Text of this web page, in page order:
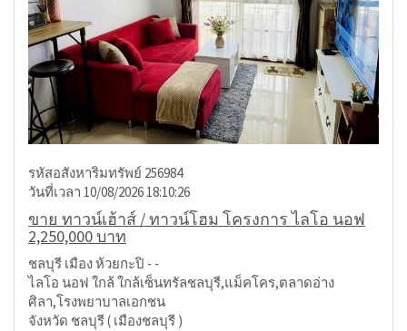
รหัสอสังหาริมทรัพย์ 256984
วันที่เวลา 10/08/2026 18:10:26
ขาย ทาวน์เฮ้าส์ / ทาวน์โฮม โครงการ ไลโอ นอฟ
2,250,000 บาท
ชลบุรี เมือง ห้วยกะปิ - -
ไลโอ นอฟ ใกล้ ใกล้เซ็นทรัลชลบุรี,แม็คโคร,ตลาดอ่าง
ศิลา,โรงพยาบาลเอกชน
จังหวัด ชลบุรี ( เมืองชลบุรี )